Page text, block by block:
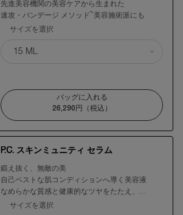
先進美容機関の美容ケアから生まれた
速攻・バンデージ メソッド *¹ 美容施術派にも
サイズを選択
バッグに入れる
26,290円
（税込）
リプラスティ R.C. クリーム
P.C. スキンミュニティ セラム
鍛え抜く、無敵の美
自己ベストな肌コンディションへ導く美容液
なめらかな質感と健康的なツヤをたたえ、
ストレスを跳ね返すようなハリ感へ
サイズを選択